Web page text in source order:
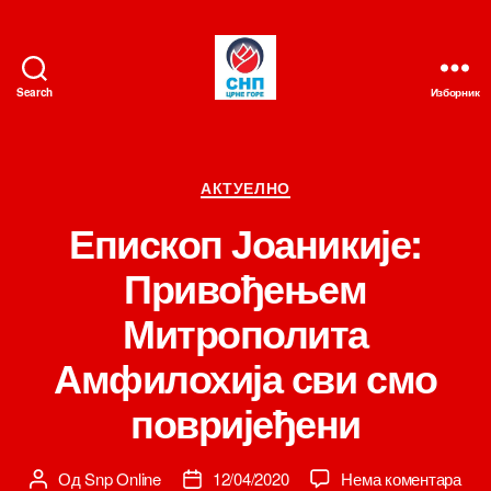
Search Изборник
Категорије
АКТУЕЛНО
Епископ Јоаникије:
Привођењем
Митрополита
Амфилохија сви смо
повријеђени
Аутор
ОдSnp Online
Датум12/04/2020 Нема коментарана